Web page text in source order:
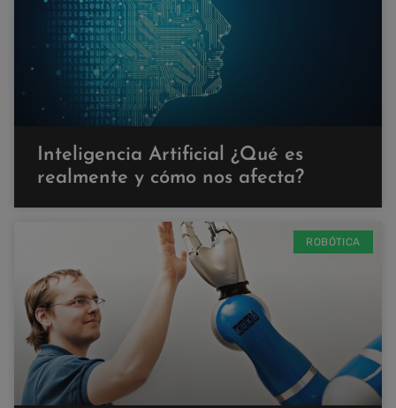
Inteligencia Artificial ¿Qué es
realmente y cómo nos afecta?
ROBÓTICA